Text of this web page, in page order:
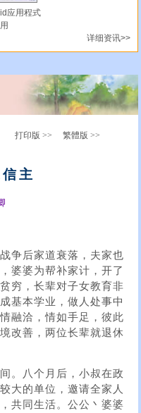
应用程式
详细资讯>>
打印版 >> 繁體版 >>
主
争后家道衰落，夫家也
婆婆为帮补家计，开了
穷，长辈对子女教育非
基本学业，做人处事中
融洽，情如手足，彼此
改善，两位长辈就退休
。八个月后，小叔在政
大的单位，邀请全家人
共同生活。公公丶婆婆